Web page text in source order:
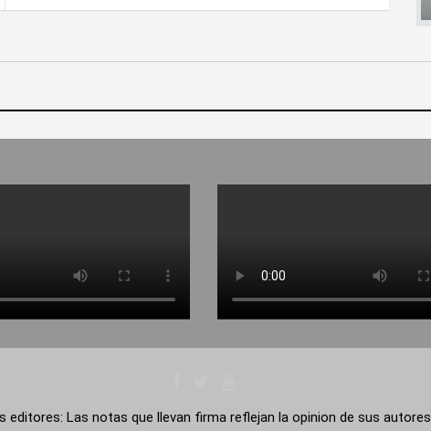
editores: Las notas que llevan firma reflejan la opinion de sus